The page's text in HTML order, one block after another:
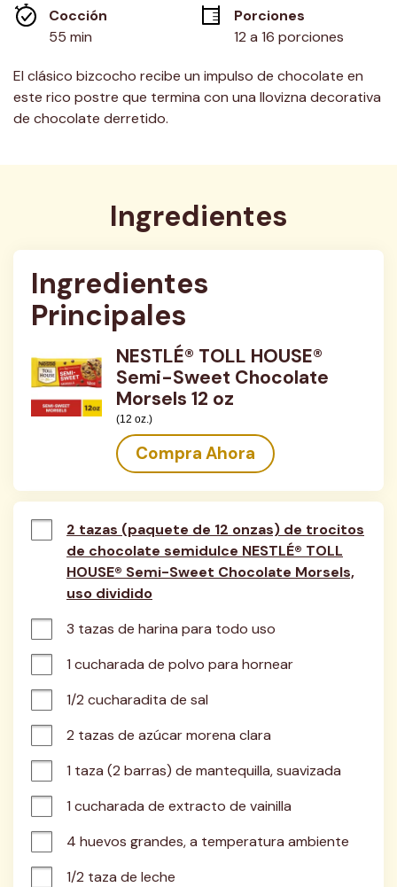
página.
Cocción
55 min
Porciones
12 a 16 porciones
El clásico bizcocho recibe un impulso de chocolate en
este rico postre que termina con una llovizna decorativa
de chocolate derretido.
Ingredientes
Ingredientes
Principales
NESTLÉ® TOLL HOUSE®
Semi-Sweet Chocolate
Morsels 12 oz
(12 oz.)
Compra Ahora
2 tazas (paquete de 12 onzas) de trocitos
de chocolate semidulce NESTLÉ® TOLL
HOUSE® Semi-Sweet Chocolate Morsels,
uso dividido
3 tazas de harina para todo uso
1 cucharada de polvo para hornear
1/2 cucharadita de sal
2 tazas de azúcar morena clara
1 taza (2 barras) de mantequilla, suavizada
1 cucharada de extracto de vainilla
4 huevos grandes, a temperatura ambiente
1/2 taza de leche